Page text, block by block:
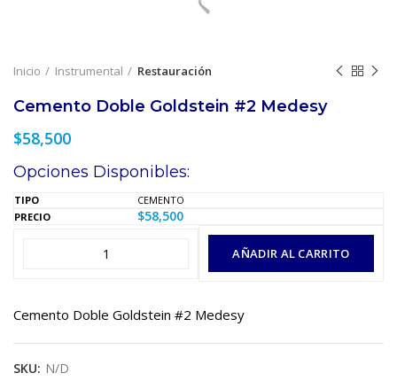
Inicio Instrumental Restauración
Cemento Doble Goldstein #2 Medesy
$58,500
Opciones Disponibles:
CEMENTO
$58,500
AÑADIR AL CARRITO
Cemento Doble Goldstein #2 Medesy
SKU: N/D